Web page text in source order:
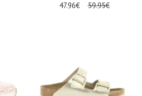
47.96€ 59.95€